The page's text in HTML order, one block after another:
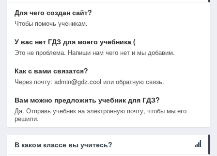
Для чего создан сайт?
Чтобы помочь ученикам.
У вас нет ГДЗ для моего учебника (
Это не проблема. Напиши нам чего нет и мы добавим.
Как с вами связатся?
Через почту: admin@gdz.cool или обратную связь.
Вам можно предложить учебник для ГДЗ?
Да. Отправь учебник на электронную почту, чтобы мы его
решили.
В каком классе вы учитесь?